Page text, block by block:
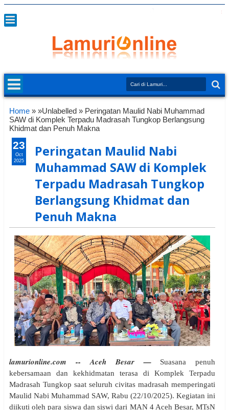
Home » »Unlabelled » Peringatan Maulid Nabi Muhammad
SAW di Komplek Terpadu Madrasah Tungkop Berlangsung
Khidmat dan Penuh Makna
Peringatan Maulid Nabi
Muhammad SAW di Komplek
Terpadu Madrasah Tungkop
Berlangsung Khidmat dan
Penuh Makna
lamurionline.com -- Aceh Besar —
Suasana penuh
kebersamaan dan kekhidmatan terasa di Komplek Terpadu
Madrasah Tungkop saat seluruh civitas madrasah memperingati
Maulid Nabi Muhammad SAW, Rabu (22/10/2025). Kegiatan ini
diikuti oleh para siswa dan siswi dari MAN 4 Aceh Besar, MTsN
23
Oct
2025